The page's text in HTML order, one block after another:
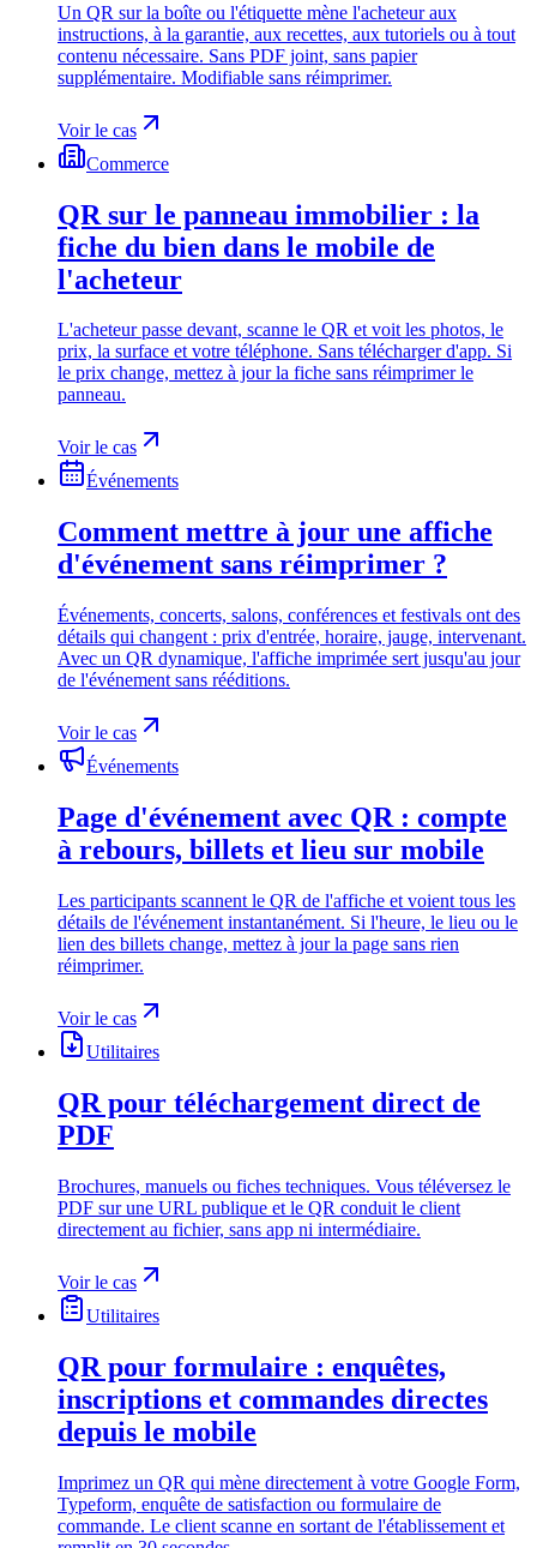
Un QR sur la boîte ou l'étiquette mène l'acheteur aux
instructions, à la garantie, aux recettes, aux tutoriels ou à tout
contenu nécessaire. Sans PDF joint, sans papier
supplémentaire. Modifiable sans réimprimer.
Voir le cas
Commerce
QR sur le panneau immobilier : la
fiche du bien dans le mobile de
l'acheteur
L'acheteur passe devant, scanne le QR et voit les photos, le
prix, la surface et votre téléphone. Sans télécharger d'app. Si
le prix change, mettez à jour la fiche sans réimprimer le
panneau.
Voir le cas
Événements
Comment mettre à jour une affiche
d'événement sans réimprimer ?
Événements, concerts, salons, conférences et festivals ont des
détails qui changent : prix d'entrée, horaire, jauge, intervenant.
Avec un QR dynamique, l'affiche imprimée sert jusqu'au jour
de l'événement sans rééditions.
Voir le cas
Événements
Page d'événement avec QR : compte
à rebours, billets et lieu sur mobile
Les participants scannent le QR de l'affiche et voient tous les
détails de l'événement instantanément. Si l'heure, le lieu ou le
lien des billets change, mettez à jour la page sans rien
réimprimer.
Voir le cas
Utilitaires
QR pour téléchargement direct de
PDF
Brochures, manuels ou fiches techniques. Vous téléversez le
PDF sur une URL publique et le QR conduit le client
directement au fichier, sans app ni intermédiaire.
Voir le cas
Utilitaires
QR pour formulaire : enquêtes,
inscriptions et commandes directes
depuis le mobile
Imprimez un QR qui mène directement à votre Google Form,
Typeform, enquête de satisfaction ou formulaire de
commande. Le client scanne en sortant de l'établissement et